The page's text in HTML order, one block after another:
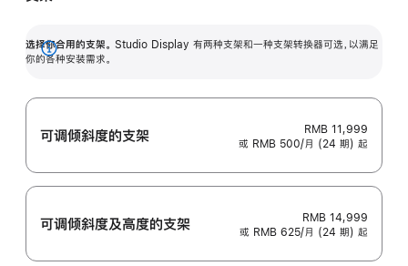
选择你合用的支架。 Studio Display 有两种支架和一种支架转换器可选，以满足
你的各种安装需求。
展
可调倾斜度的支架
RMB 11,999
或 RMB 500/月 (24 期) 起
可调倾斜度及高‍度的支‍架
RMB 14,999
或 RMB 625/月 (24 期) 起